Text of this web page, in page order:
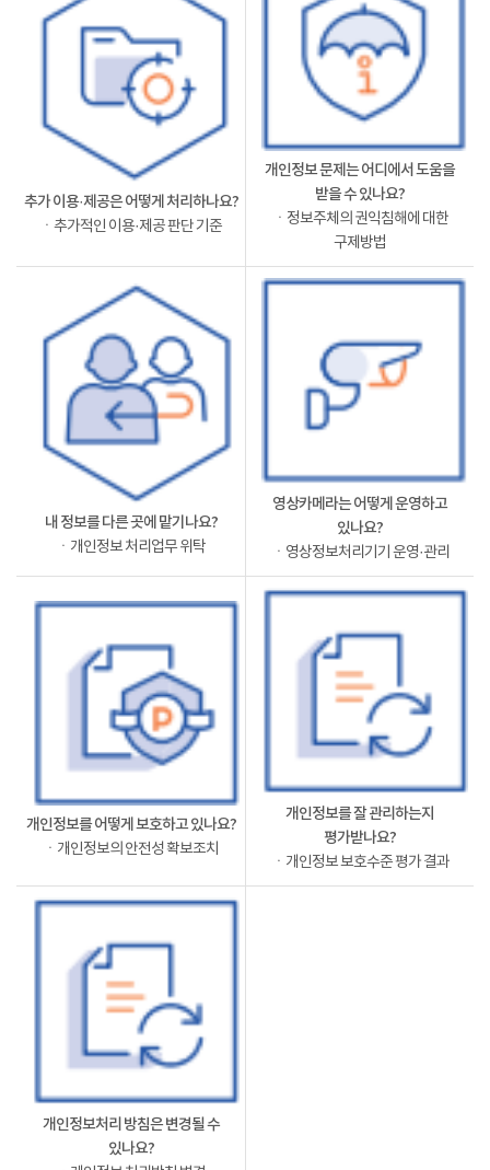
추가 이용·제공은 어떻게 처리하나요?
ㆍ추가적인 이용·제공 판단 기준
개인정보 문제는 어디에서 도움을
받을 수 있나요?
ㆍ정보주체의 권익침해에 대한
구제방법
내 정보를 다른 곳에 맡기나요?
ㆍ개인정보 처리업무 위탁
영상카메라는 어떻게 운영하고
있나요?
ㆍ영상정보처리기기 운영·관리
개인정보를 어떻게 보호하고 있나요?
ㆍ개인정보의 안전성 확보조치
개인정보를 잘 관리하는지
평가받나요?
ㆍ개인정보 보호수준 평가 결과
개인정보처리 방침은 변경될 수
있나요?